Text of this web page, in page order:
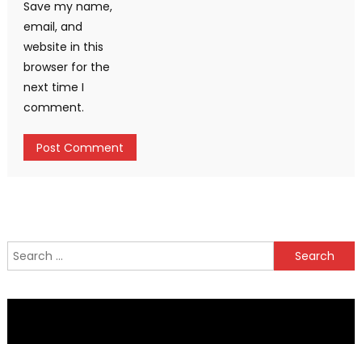
Save my name,
email, and
website in this
browser for the
next time I
comment.
Search
for: